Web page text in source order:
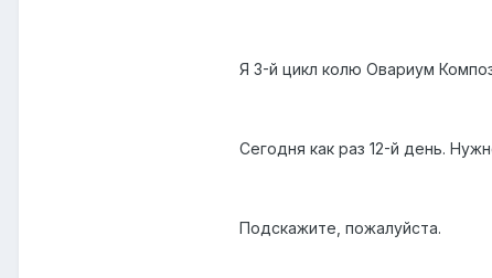
Я 3-й цикл колю Овариум
Сегодня как раз 12-й день.
Подскажите, пожалуйста.